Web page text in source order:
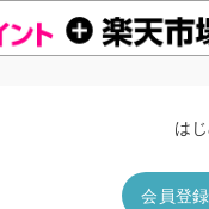
は
会員登